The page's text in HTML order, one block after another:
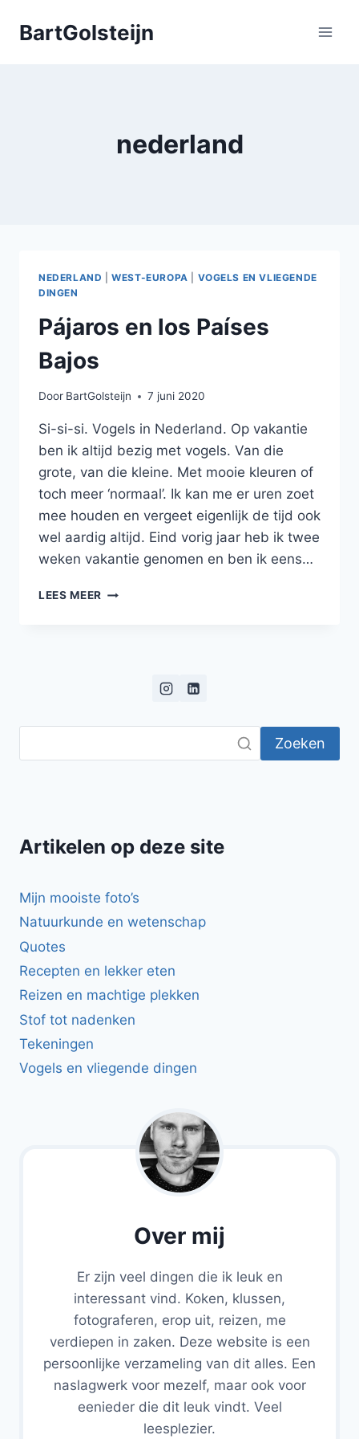
naarBartGolsteijn
nederland
NEDERLAND |WEST-EUROPA
VOGELS EN VLIEGENDE
DINGEN
Pájaros en los Países
Bajos
Door BartGolsteijn 7 juni 2020
Si-si-si. Vogels in Nederland. Op vakantie
ben ik altijd bezig met vogels. Van die
grote, van die kleine. Met mooie kleuren of
toch meer ‘normaal’. Ik kan me er uren zoet
mee houden en vergeet eigenlijk de tijd ook
wel aardig altijd. Eind vorig jaar heb ik twee
weken vakantie genomen en ben ik eens…
LEES MEER PÁJAROS
Zoeken
Artikelen op deze site
Mijn mooiste foto’s
Natuurkunde en wetenschap
Quotes
Recepten en lekker eten
Reizen en machtige plekken
Stof tot nadenken
Tekeningen
Vogels en vliegende dingen
Over mij
Er zijn veel dingen die ik leuk en
interessant vind. Koken, klussen,
fotograferen, erop uit, reizen, me
verdiepen in zaken. Deze website is een
persoonlijke verzameling van dit alles. Een
naslagwerk voor mezelf, maar ook voor
eenieder die dit leuk vindt. Veel
leesplezier.